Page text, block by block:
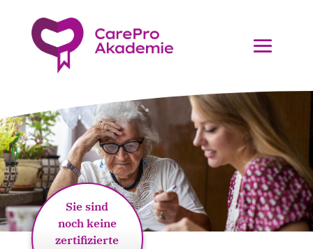
Sie sind
noch keine
zertifizierte